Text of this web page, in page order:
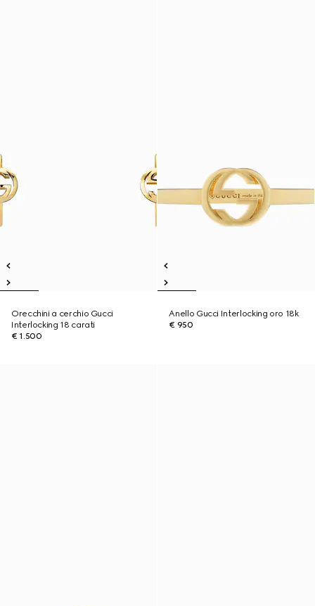
Orecchini a cerchio Gucci
Interlocking 18 carati
€ 1.500
Anello Gucci Interlocking oro 18k
€ 950